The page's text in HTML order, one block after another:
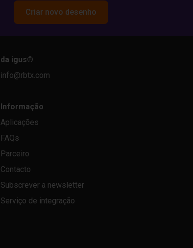
Criar novo desenho
da igus®
info@rbtx.com
Informação
Aplicações
FAQs
Parceiro
Contacto
Subscrever a newsletter
Serviço de integração